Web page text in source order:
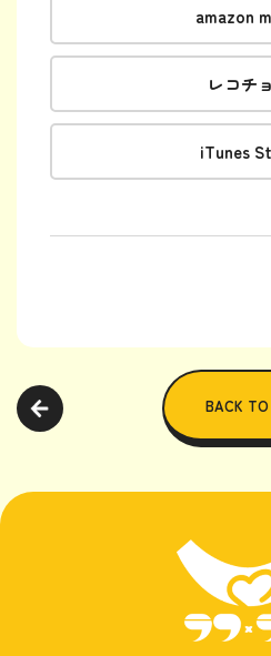
amazon
レコチ
iTunes
BACK